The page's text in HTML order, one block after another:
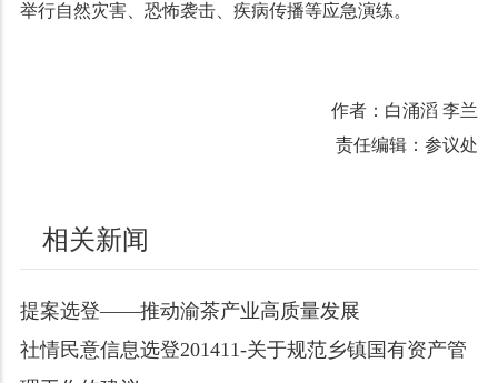
举行自然灾害、恐怖袭击、疾病传播等应急演练。
作者：白涌滔 李兰
责任编辑：参议处
相关新闻
提案选登——推动渝茶产业高质量发展
社情民意信息选登201411-关于规范乡镇国有资产管